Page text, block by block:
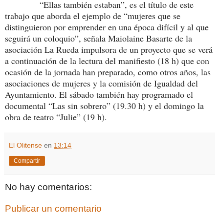
“Ellas también estaban”, es el título de este
trabajo que aborda el ejemplo de “mujeres que se
distinguieron por emprender en una época difícil y al que
seguirá un coloquio”, señala Maiolaine Basarte de la
asociación La Rueda impulsora de un proyecto que se verá
a continuación de la lectura del manifiesto (18 h) que con
ocasión de la jornada han preparado, como otros años, las
asociaciones de mujeres y la comisión de Igualdad del
Ayuntamiento. El sábado también hay programado el
documental “Las sin sobrero” (19.30 h) y el domingo la
obra de teatro “Julie” (19 h).
El Olitense en 13:14
Compartir
No hay comentarios:
Publicar un comentario